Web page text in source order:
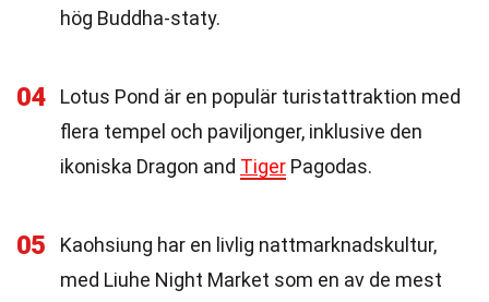
hög Buddha-staty.
04
Lotus Pond är en populär turistattraktion med
flera tempel och paviljonger, inklusive den
ikoniska Dragon and Tiger Pagodas.
05
Kaohsiung har en livlig nattmarknadskultur,
med Liuhe Night Market som en av de mest